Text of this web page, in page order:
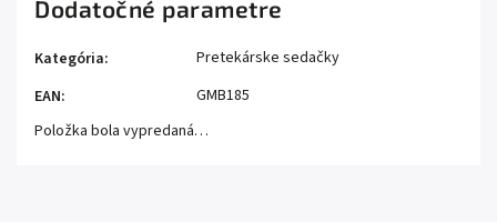
Dodatočné parametre
Kategória:
Pretekárske sedačky
EAN:
GMB185
Položka bola vypredaná…